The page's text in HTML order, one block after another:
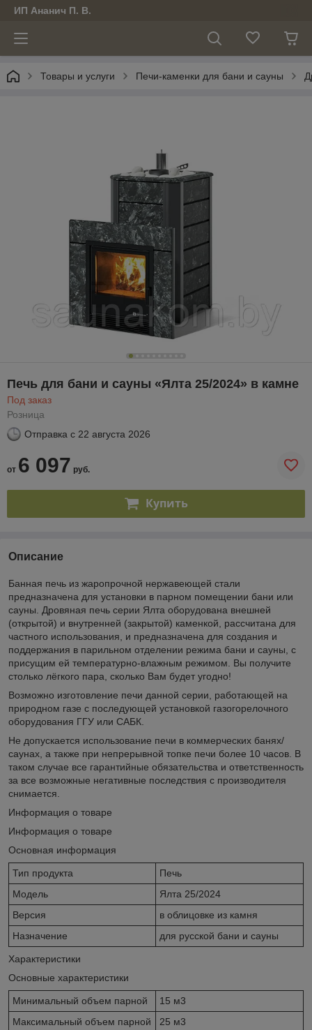
ИП Ананич П. В.
Товары и услуги Печи-каменки для бани и сауны
Печь для бани и сауны «Ялта 25/2024» в камне
Под заказ
Розница
Отправка с 22 августа 2026
от 6 097 руб.
Купить
Описание
Банная печь из жаропрочной нержавеющей стали
предназначена для установки в парном помещении бани или
сауны. Дровяная печь серии Ялта оборудована внешней
(открытой) и внутренней (закрытой) каменкой, рассчитана для
частного использования, и предназначена для создания и
поддержания в парильном отделении режима бани и сауны, с
присущим ей температурно-влажным режимом. Вы получите
столько лёгкого пара, сколько Вам будет угодно!
Возможно изготовление печи данной серии, работающей на
природном газе с последующей установкой газогорелочного
оборудования ГГУ или САБК.
Не допускается использование печи в коммерческих банях/
саунах, а также при непрерывной топке печи более 10 часов. В
таком случае все гарантийные обязательства и ответственность
за все возможные негативные последствия с производителя
снимается.
Информация о товаре
Информация о товаре
Основная информация
Тип продукта
Печь
Модель
Ялта 25/2024
Версия
в облицовке из камня
Назначение
для русской бани и сауны
Характеристики
Основные характеристики
Минимальный объем парной
15 м3
Максимальный объем парной
25 м3